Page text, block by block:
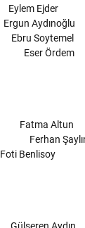
Eylem Ejder
Ergun Aydınoğlu
Ebru Soytemel
Eser Ördem
Fatma Altun
Ferhan
Foti Benlisoy